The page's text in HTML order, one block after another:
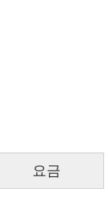
요금